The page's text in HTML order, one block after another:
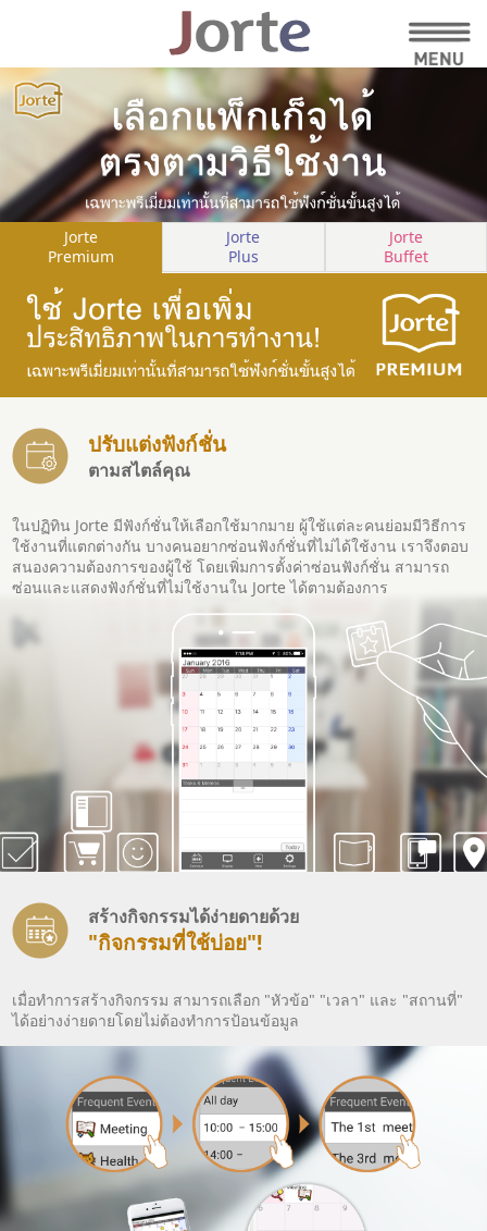
Jorte
Premium
Jorte
Plus
Jorte
Buffet
ปรับแต่งฟังก์ชั่น
ตามสไตล์คุณ
ในปฏิทิน Jorte มีฟังก์ชั่นให้เลือกใช้มากมาย ผู้ใช้แต่ละคนย่อมมีวิธีการ
ใช้งานที่แตกต่างกัน บางคนอยากซ่อนฟังก์ชั่นที่ไม่ได้ใช้งาน เราจึงตอบ
สนองความต้องการของผู้ใช้ โดยเพิ่มการตั้งค่าซ่อนฟังก์ชั่น สามารถ
ซ่อนและแสดงฟังก์ชั่นที่ไม่ใช้งานใน Jorte ได้ตามต้องการ
สร้างกิจกรรมได้ง่ายดายด้วย
"กิจกรรมที่ใช้บ่อย"!
เมื่อทำการสร้างกิจกรรม สามารถเลือก "หัวข้อ" "เวลา" และ "สถานที่"
ได้อย่างง่ายดายโดยไม่ต้องทำการป้อนข้อมูล